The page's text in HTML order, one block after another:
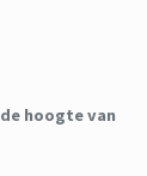
hoogte van